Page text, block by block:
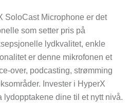
SoloCast Microphone er det
som setter pris på
lydkvalitet, enkle
er denne mikrofonen et
over, podcasting, strømming
Invester i HyperX
dine til et nytt nivå.